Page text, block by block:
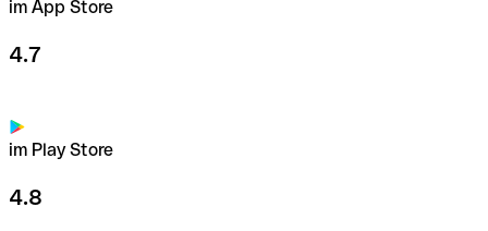
im App Store
4.7
im Play Store
4.8